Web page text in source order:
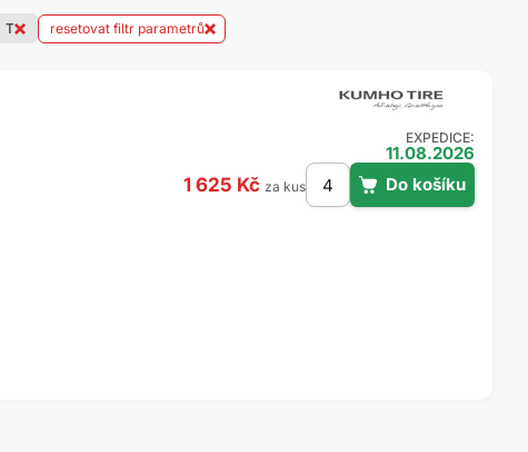
T resetovat filtr parametrů
EXPEDICE:
11.08.2026
1 625 Kč za kus